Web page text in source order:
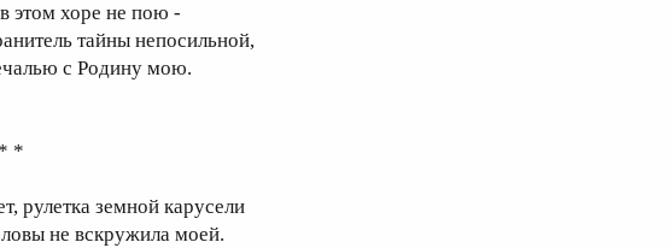
этом хоре не пою -
тайны непосильной,
с Родину мою.
*
рулетка земной карусели
не вскружила моей.